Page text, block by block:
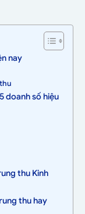
nay
doanh số hiệu
thu Kinh
thu hay